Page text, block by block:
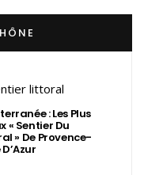
: Les Plus
« Sentier Du
» De Provence-